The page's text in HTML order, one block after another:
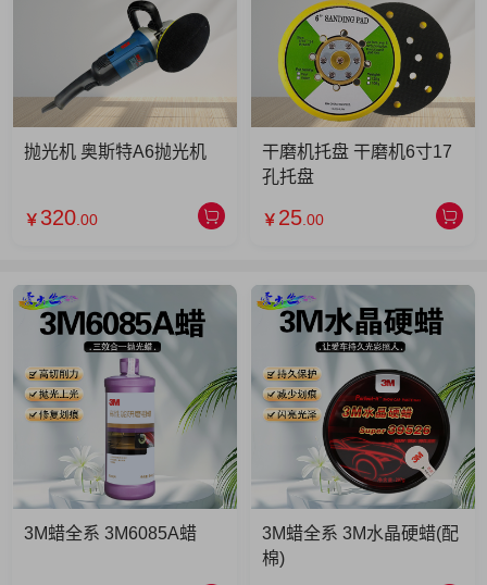
抛光机 奥斯特A6抛光机
￥ 320 .00
干磨机托盘 干磨机6寸17
孔托盘
￥ 25 .00
3M蜡全系 3M6085A蜡
3M蜡全系 3M水晶硬蜡(配
棉)